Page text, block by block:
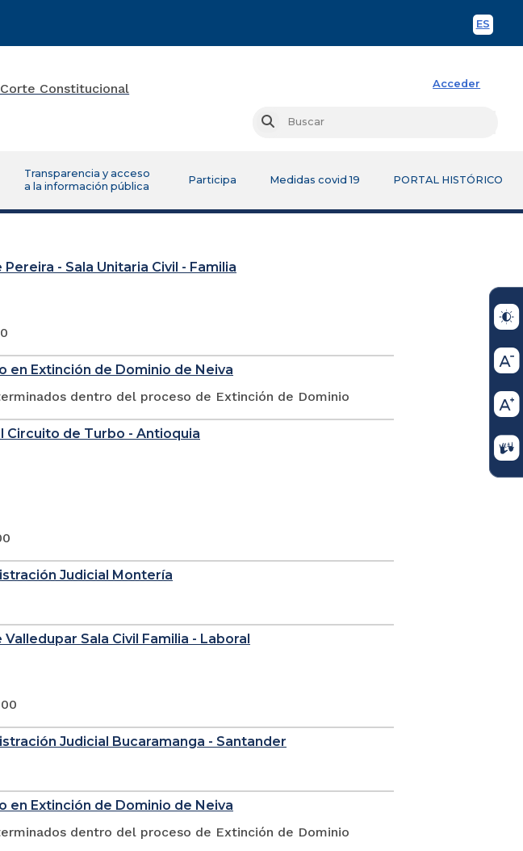
ES
Acceder
Buscar
Transparencia y acceso
a la información pública
Participa Medidas covid 19 PORTAL HISTÓRICO
- Sala Unitaria Civil - Familia
en Extinción de Dominio de Neiva
dentro del proceso de Extinción de Dominio
Circuito de Turbo - Antioquia
Judicial Montería
Sala Civil Familia - Laboral
Judicial Bucaramanga - Santander
en Extinción de Dominio de Neiva
dentro del proceso de Extinción de Dominio